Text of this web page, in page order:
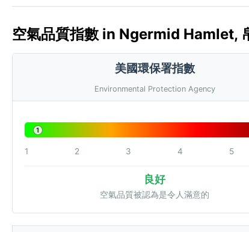
空氣品質指數 in Ngermid
美國環保署指數
Environmental Protection Agency
1
1 2 3 4 5
良好
空氣品質被認為是令人滿意的